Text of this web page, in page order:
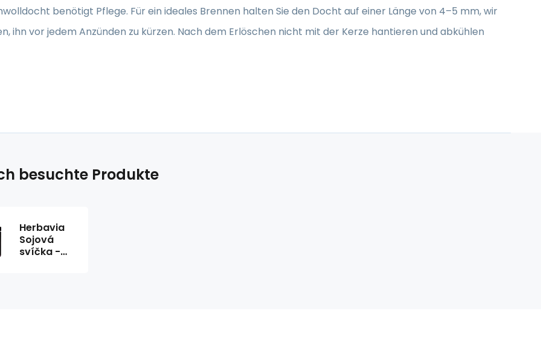
benötigt Pflege. Für ein ideales Brennen halten Sie den Docht auf einer Länge von 4–5 mm, wir
ihn vor jedem Anzünden zu kürzen. Nach dem Erlöschen nicht mit der Kerze hantieren und abkühlen
besuchte Produkte
Herbavia
Sojová
svíčka -